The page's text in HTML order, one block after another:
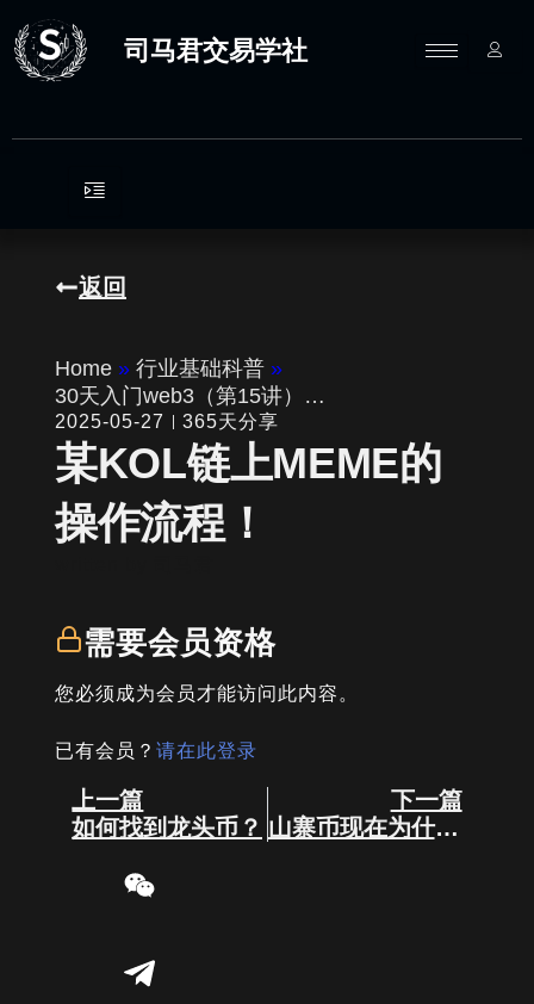
至
内
司马君交易学社
返回
Home » 行业基础科普 »
30天入门web3（第15讲）…
2025-05-27 365天分享
某KOL链上MEME的
操作流程！
需要会员资格
您必须成为会员才能访问此内容。
已有会员？ 请在此登录
Prev
上一篇
如何找到龙头币？
下一篇
山寨币现在为什么那么煎熬？